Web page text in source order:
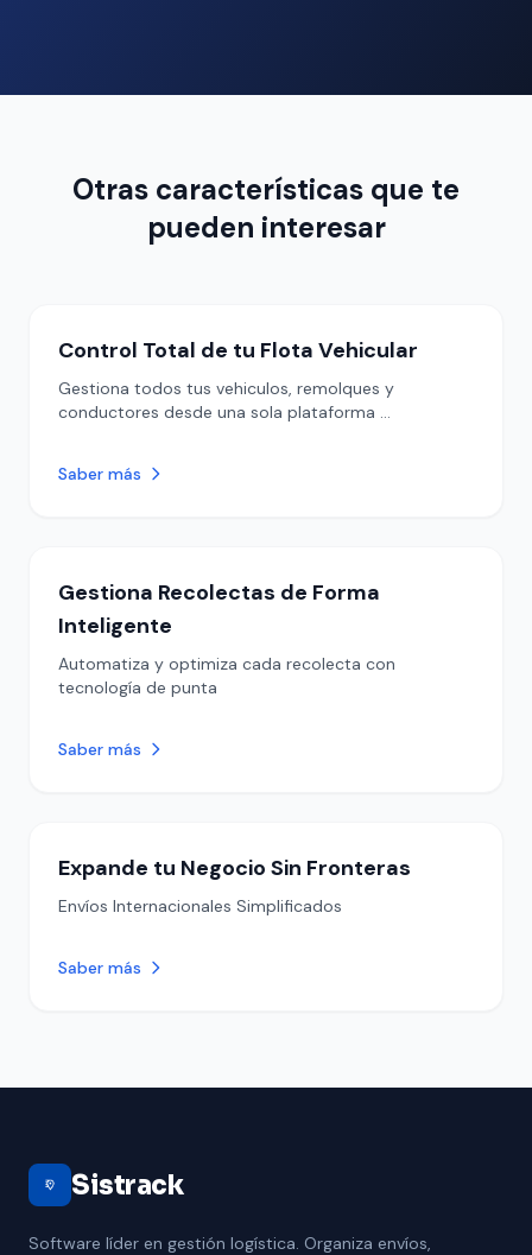
Otras características que te
pueden interesar
Control Total de tu Flota Vehicular
Gestiona todos tus vehiculos, remolques y
conductores desde una sola plataforma …
Saber más
Gestiona Recolectas de Forma
Inteligente
Automatiza y optimiza cada recolecta con
tecnología de punta
Saber más
Expande tu Negocio Sin Fronteras
Envíos Internacionales Simplificados
Saber más
Sistrack
Software líder en gestión logística. Organiza envíos,